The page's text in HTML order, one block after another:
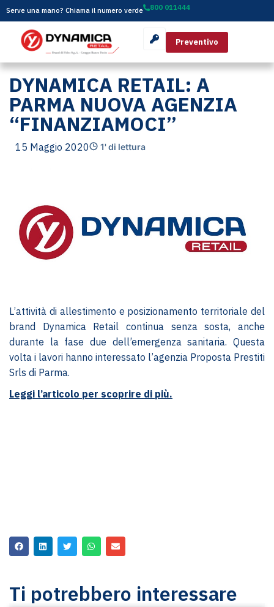
Serve una mano? Chiama il numero verde 800 011444
Preventivo
DYNAMICA RETAIL: A
PARMA NUOVA AGENZIA
“FINANZIAMOCI”
15 Maggio 2020 1' di lettura
L’attività di allestimento e posizionamento territoriale del
brand Dynamica Retail continua senza sosta, anche
durante la fase due dell’emergenza sanitaria. Questa
volta i lavori hanno interessato l’agenzia Proposta Prestiti
Srls di Parma.
Leggi l’articolo per scoprire di più.
Ti potrebbero interessare